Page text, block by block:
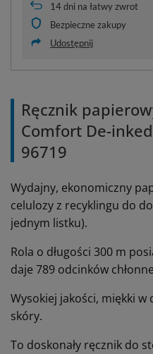
14dni na łatwy zwrot
Bezpieczne zakupy
Udostępnij
Ręcznik
Comfort De-
96719
Wydajny, ekonomiczny
celulozy z recyklingu do
jednym listku).
Rola o długości 300 m
daje 789 odcinków
Wysokiej jakości, miękki
skóry.
To doskonały ręcznik do